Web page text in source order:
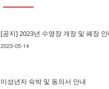
[공지] 2023년 수영장 개장 및 폐장 안
2023-05-14
미성년자 숙박 및 동의서 안내